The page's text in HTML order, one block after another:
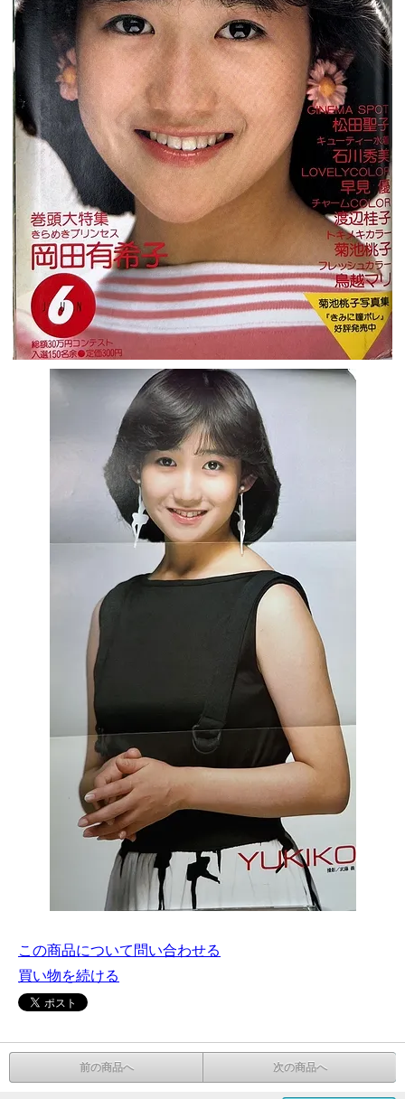
この商品について問い合わせる
買い物を続ける
前の商品へ 次の商品へ